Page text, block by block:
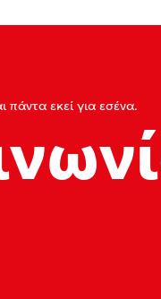
πάντα εκεί για εσένα.